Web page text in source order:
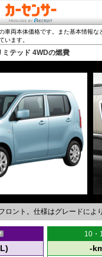
車両本体価格です。また基本情報な
います。
テッド 4WDの燃費
ロント。仕様はグレードによ
10・
-